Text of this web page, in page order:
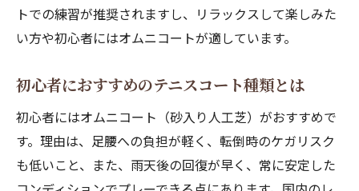
トでの練習が推奨されますし、リラックスして楽しみた
い方や初心者にはオムニコートが適しています。
初心者におすすめのテニスコート種類とは
初心者にはオムニコート（砂入り人工芝）がおすすめで
す。理由は、足腰への負担が軽く、転倒時のケガリスク
も低いこと、また、雨天後の回復が早く、常に安定した